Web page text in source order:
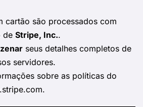
cartão são processados com
de Stripe, Inc..
seus detalhes completos de
servidores.
sobre as políticas do
.